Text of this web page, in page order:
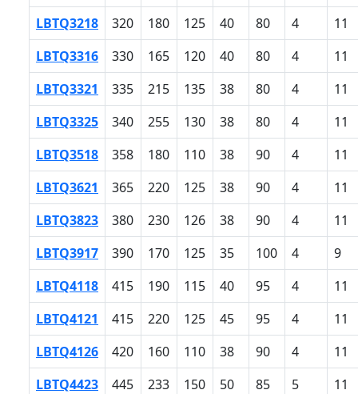
LBTQ3218
320 180 125 40 80 4
11
LBTQ3316
330 165 120 40 80 4
11
LBTQ3321
335 215 135 38 80 4
11
LBTQ3325
340 255 130 38 80 4
11
LBTQ3518
358 180 110 38 90 4
11
LBTQ3621
365 220 125 38 90 4
11
LBTQ3823
380 230 126 38 90 4
11
LBTQ3917
390 170 125 35 100 4
9
LBTQ4118
415 190 115 40 95 4
11
LBTQ4121
415 220 125 45 95 4
11
LBTQ4126
420 160 110 38 90 4
11
LBTQ4423
445 233 150 50 85 5
11